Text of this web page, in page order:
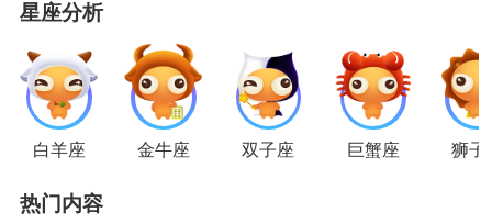
需要的呼吸空间是很大的。他的率真和直言不讳在
金牛女看来是真诚的表现，她欣赏诚实的人。金牛
女的现实精神能出色地平衡他的鲁莽倾向。对于自
己的风流，射手男不希望对方是一个只会用怀疑和
能理解和信任时，射手男将会热情的付出自己的感
星座分析
白羊座 金牛座 双子座 巨蟹座 狮子
热门内容